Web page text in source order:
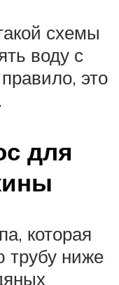
схемы
воду с
это
для
которая
трубу ниже